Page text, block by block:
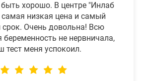
хорошо. В центре "Инлаб
самая низкая цена и самый
срок. Очень довольна! Всю
не нервничала,
тест меня успокоил.